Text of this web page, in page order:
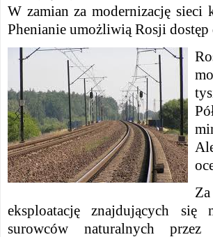
W zamian za modernizację sieci
Phenianie umożliwią Rosji
eksploatację znajdujących
surowców naturalnych